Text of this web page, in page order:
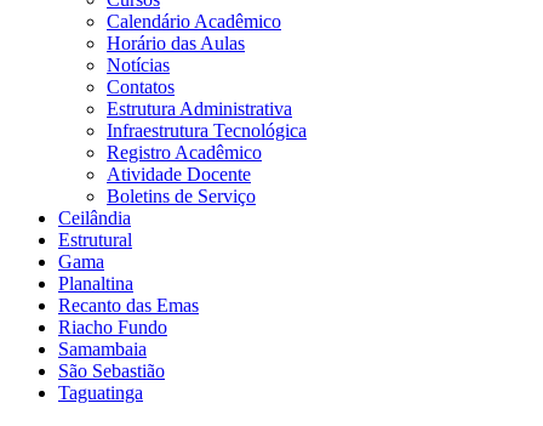
Calendário Acadêmico
Horário das Aulas
Notícias
Contatos
Estrutura Administrativa
Infraestrutura Tecnológica
Registro Acadêmico
Atividade Docente
Boletins de Serviço
Ceilândia
Estrutural
Gama
Planaltina
Recanto das Emas
Riacho Fundo
Samambaia
São Sebastião
Taguatinga